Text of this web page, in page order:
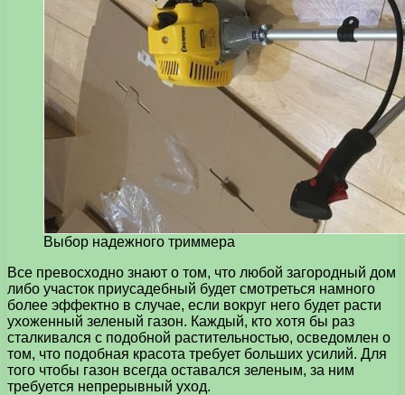
Выбор надежного триммера
Все превосходно знают о том, что любой загородный дом
либо участок приусадебный будет смотреться намного
более эффектно в случае, если вокруг него будет расти
ухоженный зеленый газон. Каждый, кто хотя бы раз
сталкивался с подобной растительностью, осведомлен о
том, что подобная красота требует больших усилий. Для
того чтобы газон всегда оставался зеленым, за ним
требуется непрерывный уход.